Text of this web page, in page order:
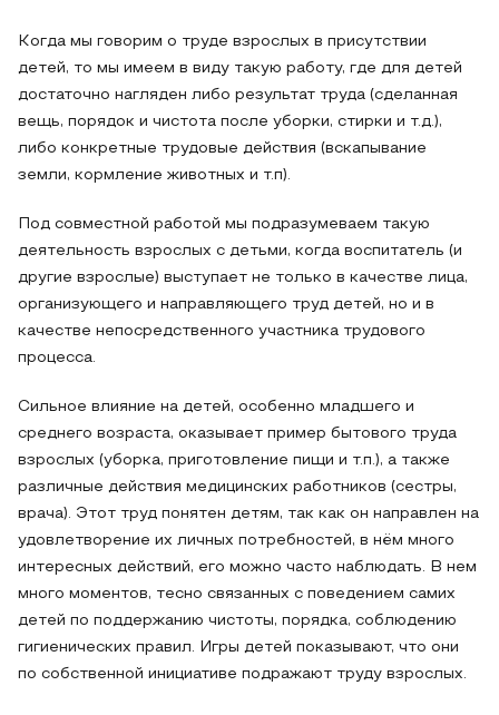
Когда мы говорим о труде взрослых в присутствии
детей, то мы имеем в виду такую работу, где для детей
достаточно нагляден либо результат труда (сделанная
вещь, порядок и чистота после уборки, стирки и т.д.),
либо конкретные трудовые действия (вскапывание
земли, кормление животных и т.п).
Под совместной работой мы подразумеваем такую
деятельность взрослых с детьми, когда воспитатель (и
другие взрослые) выступает не только в качестве лица,
организующего и направляющего труд детей, но и в
качестве непосредственного участника трудового
процесса.
Сильное влияние на детей, особенно младшего и
среднего возраста, оказывает пример бытового труда
взрослых (уборка, приготовление пищи и т.п.), а также
различные действия медицинских работников (сестры,
врача). Этот труд понятен детям, так как он направлен на
удовлетворение их личных потребностей, в нём много
интересных действий, его можно часто наблюдать. В нем
много моментов, тесно связанных с поведением самих
детей по поддержанию чистоты, порядка, соблюдению
гигиенических правил. Игры детей показывают, что они
по собственной инициативе подражают труду взрослых.